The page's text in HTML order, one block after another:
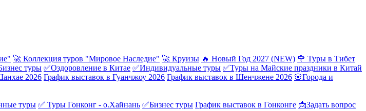
🚀 Коллекция туров "Мировое Наследие" 🚀 Круизы 🔥 Новый Год 2027 (NEW) 🌹 Туры в Тибет
туры ✅Оздоровление в Китае ✅Индивидуальные туры ✅Туры на Майские праздники в Китай
2026 График выставок в Гуанчжоу 2026 График выставок в Шенчжене 2026 🌸Города и
туры ✅ Туры Гонконг - о.Хайнань ✅Бизнес туры График выставок в Гонконге 📩Задать вопрос